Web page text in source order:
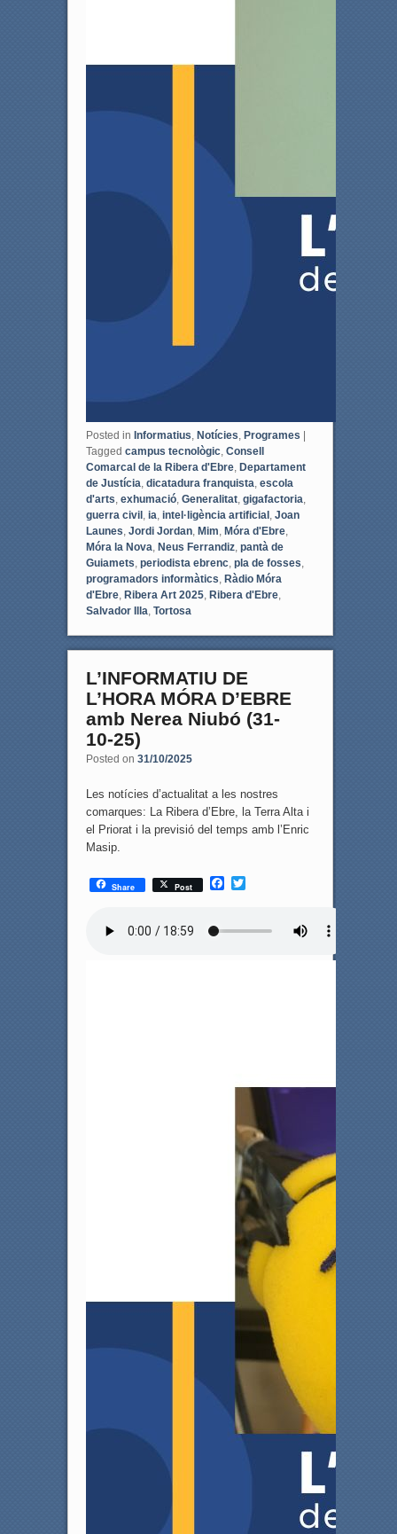
Posted in Informatius, Notícies, Programes
Tagged campus tecnològic, Consell
Comarcal de la Ribera d'Ebre, Departament
de Justícia, dicatadura franquista, escola
d'arts, exhumació, Generalitat, gigafactoria,
guerra civil , ia, intel·ligència artificial , Joan
Launes, Jordi Jordan, Mim, Móra d'Ebre,
Móra la Nova, Neus Ferrandiz, pantà de
Guiamets, periodista ebrenc, pla de fosses,
programadors informàtics, Ràdio Móra
d'Ebre, Ribera Art 2025, Ribera d'Ebre,
Salvador Illa, Tortosa
L’INFORMATIU DE
L’HORA MÓRA D’EBRE
amb Nerea Niubó (31-
10-25)
Posted on 31/10/2025
Les notícies d’actualitat a les nostres
comarques: La Ribera d’Ebre, la Terra Alta i
el Priorat i la previsió del temps amb l’Enric
Masip.
Share Post
F
T